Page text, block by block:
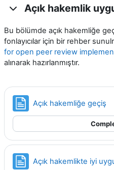
Açık hakemlik
Bu bölümde açık hakemliğe
fonlayıcılar için bir rehber
for open peer review
alınarak hazırlanmıştır.
Açık hakemliğe geçiş
Açık hakemlikte iyi